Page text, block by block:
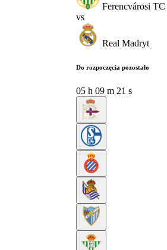
Ferencvárosi TC
vs
Real Madryt
Do rozpoczęcia pozostało
05 h 09 m 20 s